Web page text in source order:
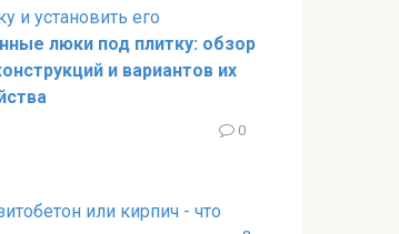
люки под плитку: обзор
и вариантов их
0